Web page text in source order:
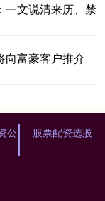
一文说清来历、禁
向富豪客户推介
公
股票配资选股